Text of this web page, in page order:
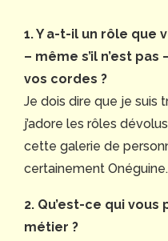
1. Y a-t-il un rôle que
– même s’il n’est
vos cordes ?
Je dois dire que je suis
j’adore les rôles
cette galerie de
certainement
2. Qu’est-ce qui
métier ?